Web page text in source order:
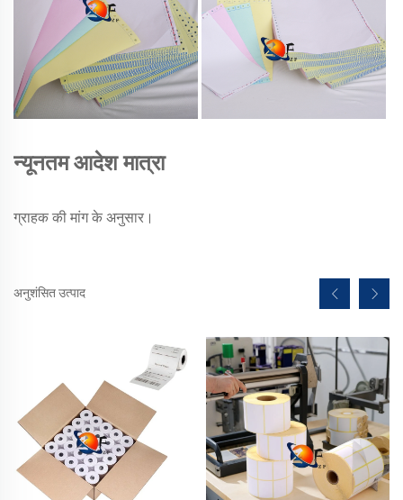
न्यूनतम आदेश मात्रा
ग्राहक की मांग के अनुसार।
अनुशंसित उत्पाद